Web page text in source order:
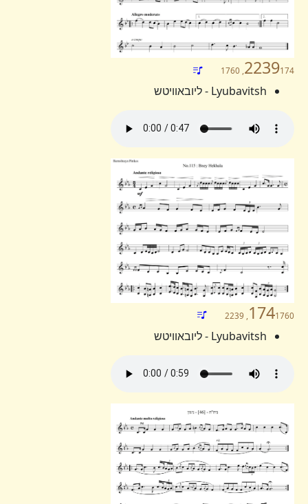
2239174, 1760
Lyubavitsh - ליובאוויטש
1741760, 2239
Lyubavitsh - ליובאוויטש